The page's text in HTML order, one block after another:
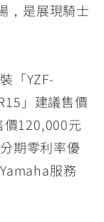
，是展現騎士
「YZF-
」建議售價
價120,000元
期零利率優
服務